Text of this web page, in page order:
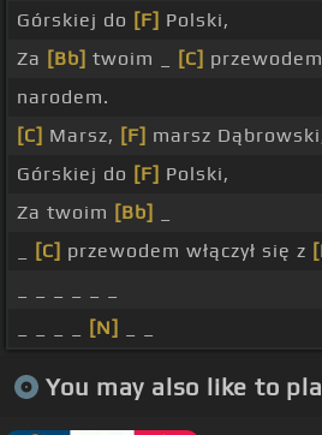
Górskiej do [F] Polski,
Za [Bb] twoim _ [C]
narodem.
[C] Marsz, [F] marsz
Górskiej do [F] Polski,
Za twoim [Bb]
[C] przewodem włączył się z
[N]
You may also like to